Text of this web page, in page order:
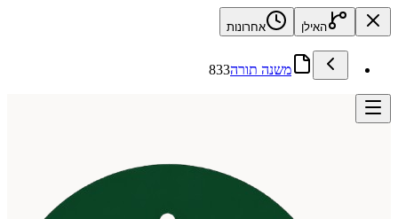
האילן אחרונות
משנה תורה833